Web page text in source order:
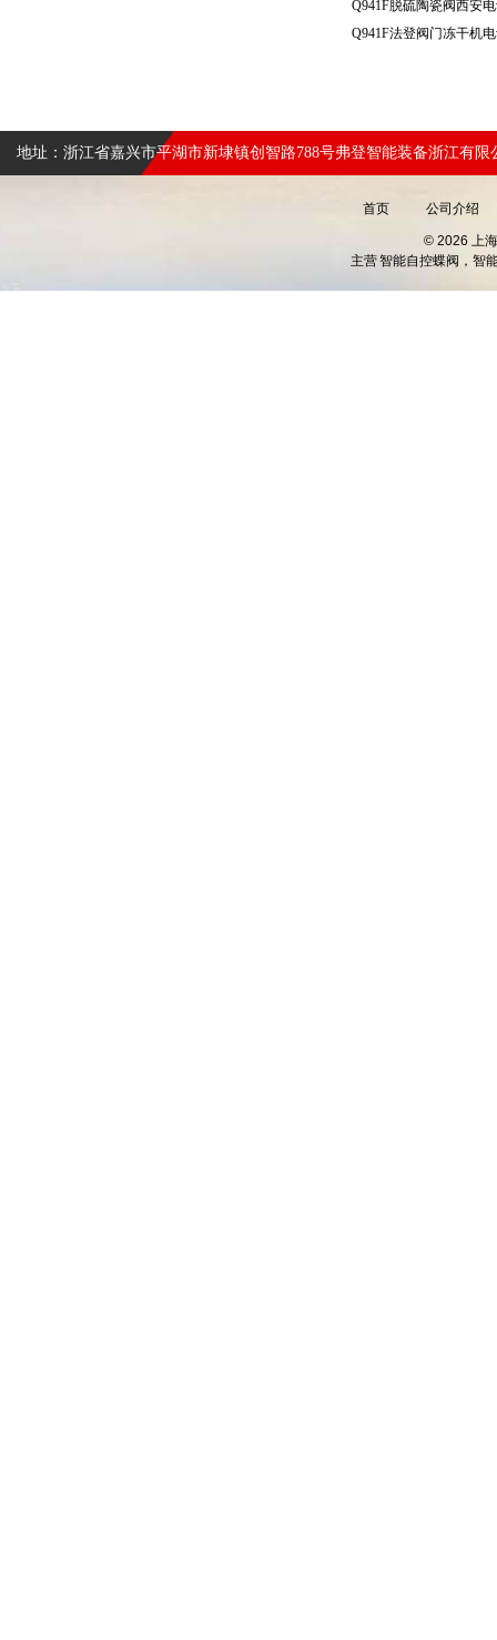
地址：浙江省嘉兴市平湖市新埭镇创智路788号弗登智能装备浙江有限
首页 公司介绍
© 2026 上
主营智能自控蝶阀，智